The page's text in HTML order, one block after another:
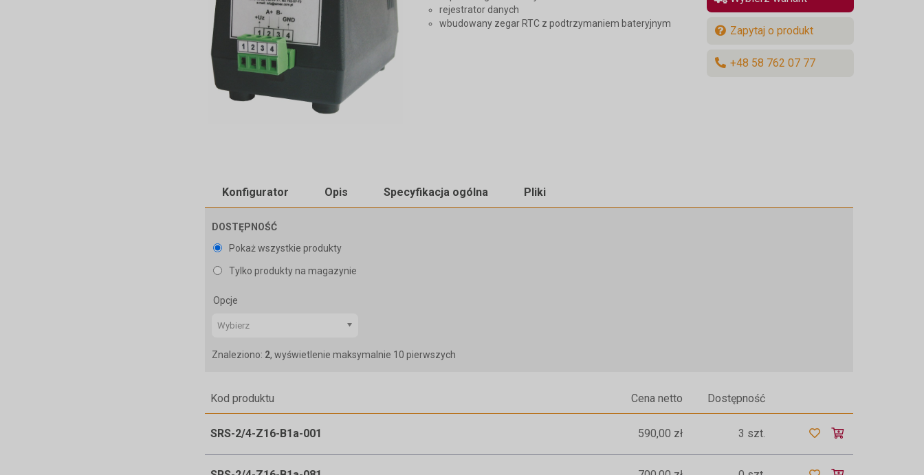
rejestrator danych
wbudowany zegar RTC z podtrzymaniem bateryjnym
Zapytaj o produkt
+48 58 762 07 77
Konfigurator Opis Specyfikacja ogólna Pliki
DOSTĘPNOŚĆ
Pokaż wszystkie produkty
Tylko produkty na magazynie
Opcje
Wybierz
Znaleziono: 2, wyświetlenie maksymalnie 10 pierwszych
Kod produktu Cena netto Dostępność
SRS-2/4-Z16-B1a-001 590,00 zł 3 szt.